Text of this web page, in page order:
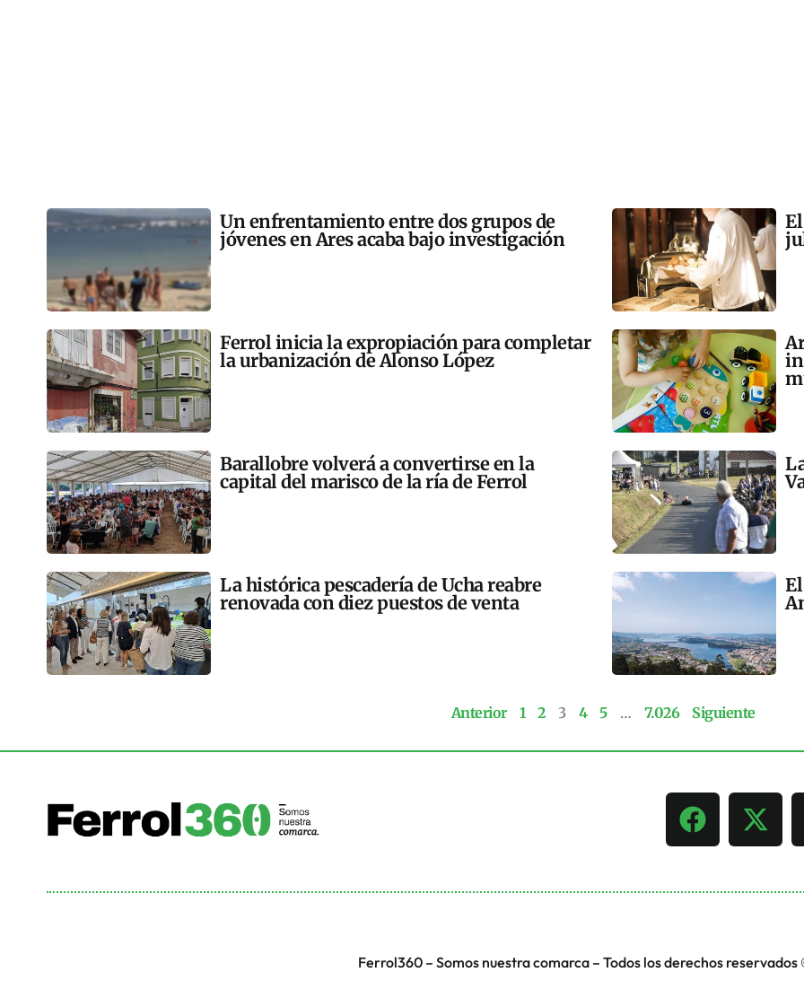
Un enfrentamiento entre dos grupos de
jóvenes en Ares acaba bajo investigación
Ferrol inicia la expropiación para completar
la urbanización de Alonso López
Barallobre volverá a convertirse en la
capital del marisco de la ría de Ferrol
La histórica pescadería de Ucha reabre
renovada con diez puestos de venta
Anterior 1 2 3 4 5 … 7.026 Siguiente
Ferrol360 – Somos nuestra comarca – Todos los derechos